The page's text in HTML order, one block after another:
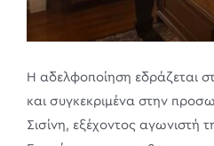
Η αδελφοποίηση εδράζεται
και συγκεκριμένα στην
Σισίνη, εξέχοντος αγωνιστή